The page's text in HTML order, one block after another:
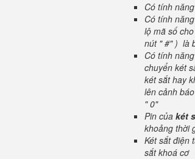
Có tính
Có tính
lộ mã số
nút " #" ) là
Có tính
chuyển két
két sắt hay
lên cảnh
" 0"
Pin của két
khoảng thời
Két sắt điện
sắt khoá cơ